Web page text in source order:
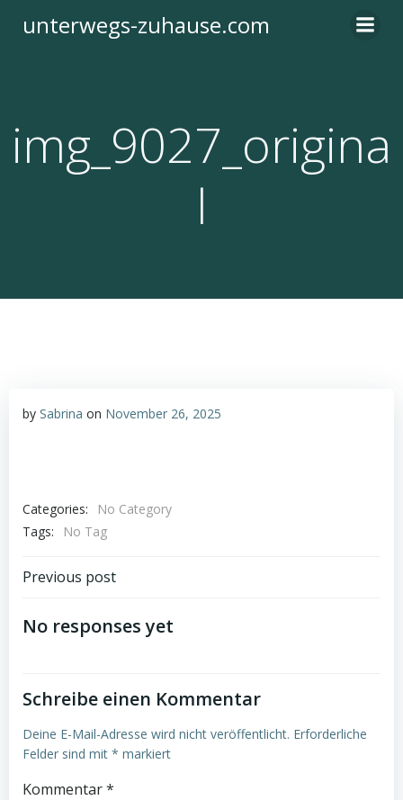
Inhalt
unterwegs-zuhause.com
img_9027_origina
l
by Sabrina on November 26, 2025
Categories:
No Category
Tags:
No Tag
Post
navigation
Previous post
No responses yet
Schreibe einen Kommentar
Deine E-Mail-Adresse wird nicht veröffentlicht. Erforderliche
Felder sind mit * markiert
Kommentar*